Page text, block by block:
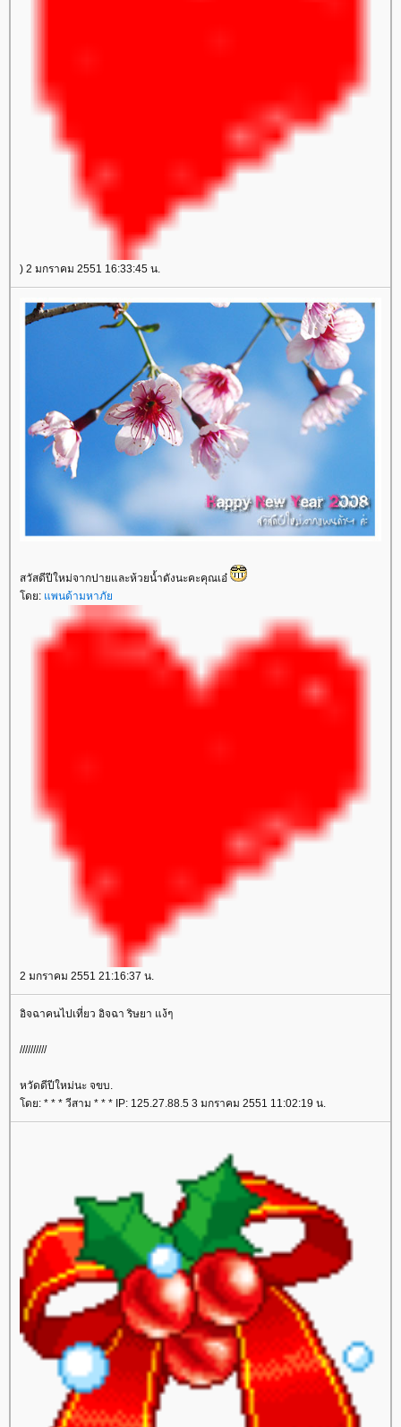
) 2 มกราคม 2551 16:33:45 น.
สวัสดีปีใหม่จากปายและห้วยน้ำดังนะคะคุณเอ๋
ดย: พนด้ามหาภั
2 มกราคม 2551 21:16:37 น.
อิจฉาคนไปเที่ยว อิจฉา ริษยา แง้ๆ
//////////
หวัดดีปีใหม่นะ จขบ.
ดย: * * * วีสาม * * * IP: 125.27.88.5 3 มกราคม 2551 11:02:19 น.